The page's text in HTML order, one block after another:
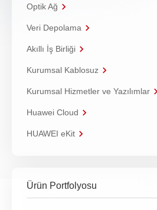
Optik Ağ
Veri Depolama
Akıllı İş Birliği
Kurumsal Kablosuz
Kurumsal Hizmetler ve Yazılımlar
Huawei Cloud
HUAWEI eKit
Ürün Portfolyosu